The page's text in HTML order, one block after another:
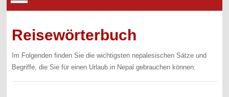
Reisewörterbuch
Im Folgenden finden Sie die wichtigsten nepalesischen Sätze und
Begriffe, die Sie für einen Urlaub in Nepal gebrauchen können: